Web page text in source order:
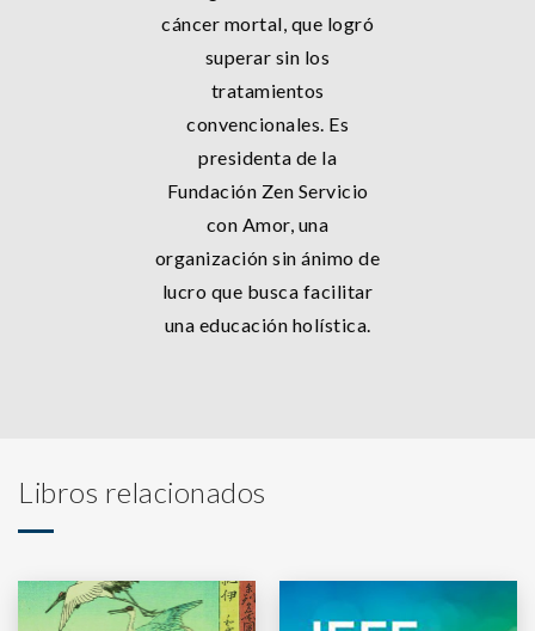
cáncer mortal, que logró
superar sin los
tratamientos
convencionales. Es
presidenta de la
Fundación Zen Servicio
con Amor, una
organización sin ánimo de
lucro que busca facilitar
una educación holística.
Libros relacionados